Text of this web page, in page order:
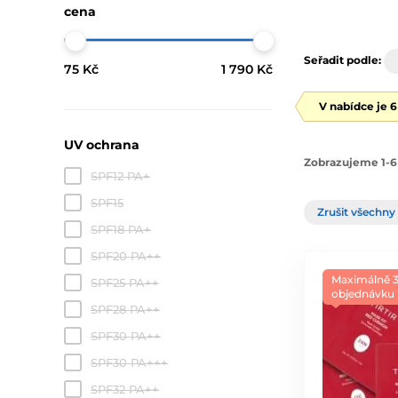
cena
75 Kč 1 790 Kč
UV ochrana
SPF12 PA+
SPF15
SPF18 PA+
SPF20 PA++
SPF25 PA++
SPF28 PA++
SPF30 PA++
SPF30 PA+++
SPF32 PA++
Seřadit podle:
V nabídce je
Zobrazujeme 1-
Zrušit
Maximálně
objednávku